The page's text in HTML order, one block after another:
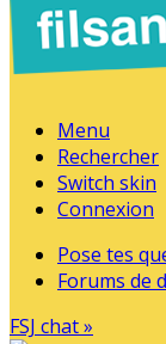
Menu
Rechercher
Switch skin
Connexion
Pose tes
Forums de
FSJ chat »